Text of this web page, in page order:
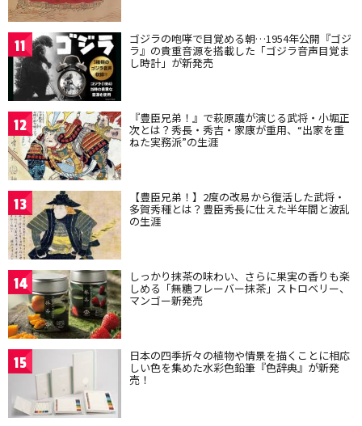
11 ゴジラの咆哮で目覚める朝…1954年公開『ゴジ
ラ』の貴重音源を搭載した「ゴジラ音声目覚ま
し時計」が新発売
12 『豊臣兄弟！』で萩原護が演じる武将・小堀正
次とは？秀長・秀吉・家康が重用、“出家を重
ねた実務派”の生涯
13 【豊臣兄弟！】2度の改易から復活した武将・
多賀秀種とは？豊臣秀長に仕えた半年間と波乱
の生涯
14 しっかり抹茶の味わい、さらに果実の香りも楽
しめる「無糖フレーバー抹茶」ストロベリー、
マンゴー新発売
15 日本の四季折々の植物や情景を描くことに相応
しい色を集めた水彩色鉛筆『色辞典』が新発
売！